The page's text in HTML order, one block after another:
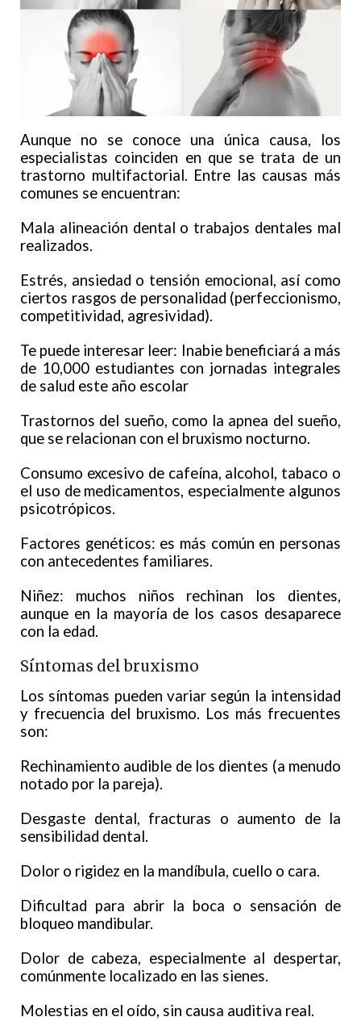
Aunque no se conoce una única causa, los
especialistas coinciden en que se trata de un
trastorno multifactorial. Entre las causas más
comunes se encuentran:
Mala alineación dental o trabajos dentales mal
realizados.
Estrés, ansiedad o tensión emocional, así como
ciertos rasgos de personalidad (perfeccionismo,
competitividad, agresividad).
Te puede interesar leer: Inabie beneficiará a más
de 10,000 estudiantes con jornadas integrales
de salud este año escolar
Trastornos del sueño, como la apnea del sueño,
que se relacionan con el bruxismo nocturno.
Consumo excesivo de cafeína, alcohol, tabaco o
el uso de medicamentos, especialmente algunos
psicotrópicos.
Factores genéticos: es más común en personas
con antecedentes familiares.
Niñez: muchos niños rechinan los dientes,
aunque en la mayoría de los casos desaparece
con la edad.
Síntomas del bruxismo
Los síntomas pueden variar según la intensidad
y frecuencia del bruxismo. Los más frecuentes
son:
Rechinamiento audible de los dientes (a menudo
notado por la pareja).
Desgaste dental, fracturas o aumento de la
sensibilidad dental.
Dolor o rigidez en la mandíbula, cuello o cara.
Dificultad para abrir la boca o sensación de
bloqueo mandibular.
Dolor de cabeza, especialmente al despertar,
comúnmente localizado en las sienes.
Molestias en el oído, sin causa auditiva real.